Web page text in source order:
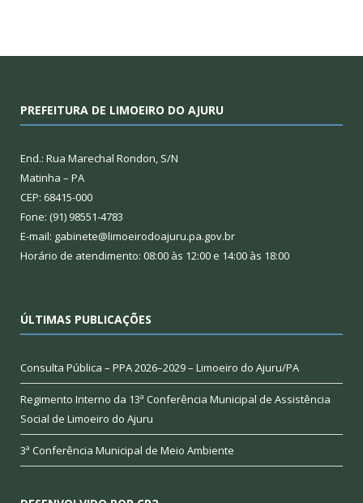
PREFEITURA DE LIMOEIRO DO AJURU
End.: Rua Marechal Rondon, S/N
Matinha – PA
CEP: 68415-000
Fone: (91) 98551-4783
E-mail: gabinete@limoeirodoajuru.pa.gov.br
Horário de atendimento: 08:00 às 12:00 e 14:00 às 18:00
ÚLTIMAS PUBLICAÇÕES
Consulta Pública – PPA 2026–2029 – Limoeiro do Ajuru/PA
Regimento Interno da 13ª Conferência Municipal de Assistência
Social de Limoeiro do Ajuru
3ª Conferência Municipal de Meio Ambiente